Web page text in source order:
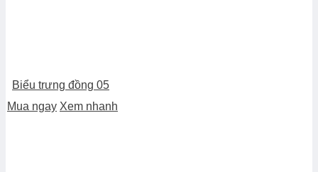
Biểu trưng đồng 05
Mua ngay Xem nhanh